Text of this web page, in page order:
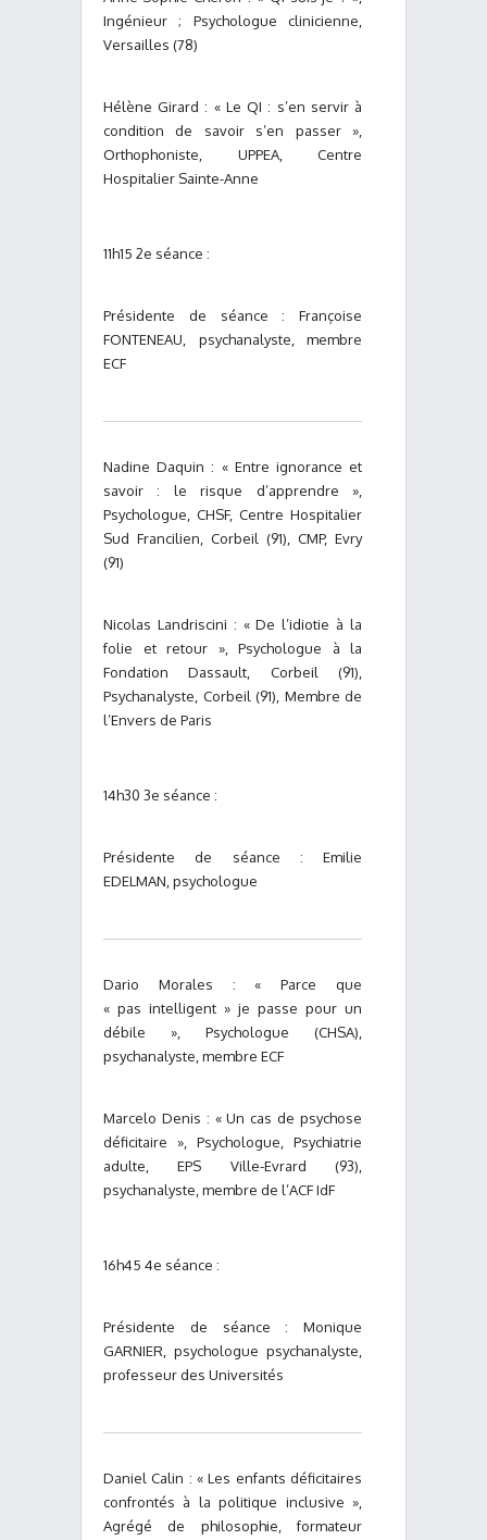
Ingénieur ; Psychologue clinicienne,
Versailles (78)
Hélène Girard : « Le QI : s’en servir à
condition de savoir s’en passer »,
Orthophoniste, UPPEA, Centre
Hospitalier Sainte-Anne
11h15 2e séance :
Présidente de séance : Françoise
FONTENEAU, psychanalyste, membre
ECF
Nadine Daquin : « Entre ignorance et
savoir : le risque d’apprendre »,
Psychologue, CHSF, Centre Hospitalier
Sud Francilien, Corbeil (91), CMP, Evry
(91)
Nicolas Landriscini : « De l’idiotie à la
folie et retour », Psychologue à la
Fondation Dassault, Corbeil (91),
Psychanalyste, Corbeil (91), Membre de
l’Envers de Paris
14h30 3e séance :
Présidente de séance : Emilie
EDELMAN, psychologue
Dario Morales : « Parce que
« pas intelligent » je passe pour un
débile », Psychologue (CHSA),
psychanalyste, membre ECF
Marcelo Denis : « Un cas de psychose
déficitaire », Psychologue, Psychiatrie
adulte, EPS Ville-Evrard (93),
psychanalyste, membre de l’ACF IdF
16h45 4e séance :
Présidente de séance : Monique
GARNIER, psychologue psychanalyste,
professeur des Universités
Daniel Calin : « Les enfants déficitaires
confrontés à la politique inclusive »,
Agrégé de philosophie, formateur